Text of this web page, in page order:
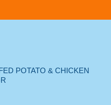
POTATO & CHICKEN